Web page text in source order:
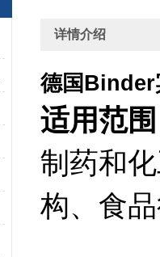
详情介绍
德国Binder
适用范围
制药和
构、食